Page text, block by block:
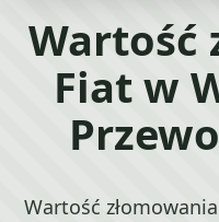
Wartość
Fiat w
Wartość